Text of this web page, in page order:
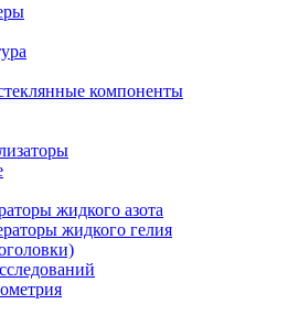
компоненты
жидкого азота
жидкого гелия